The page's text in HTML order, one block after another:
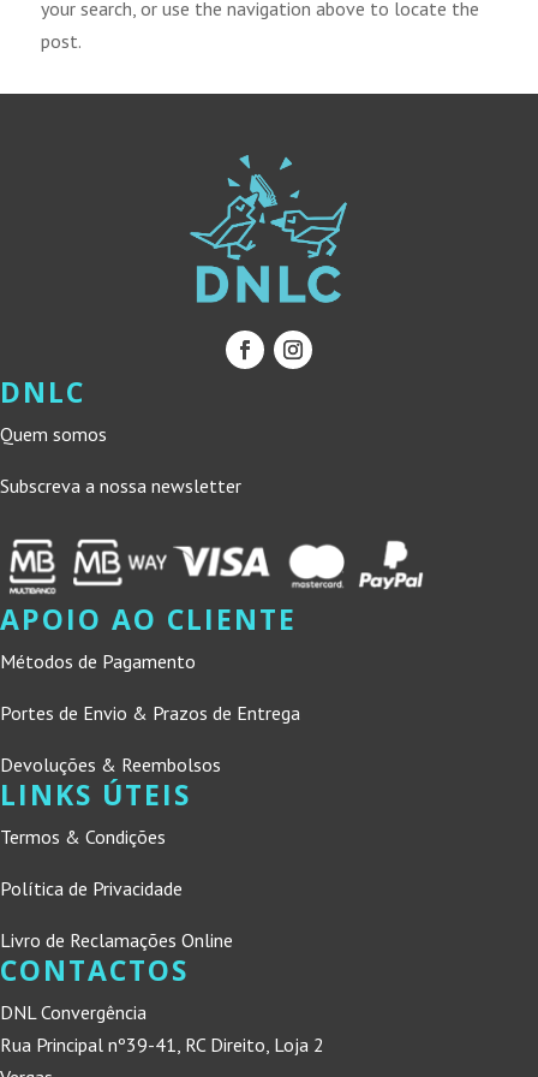
your search, or use the navigation above to locate the
post.
DNLC
Quem somos
Subscreva a nossa newsletter
APOIO AO CLIENTE
Métodos de Pagamento
Portes de Envio & Prazos de Entrega
Devoluções & Reembolsos
LINKS ÚTEIS
Termos & Condições
Política de Privacidade
Livro de Reclamações Online
CONTACTOS
DNL Convergência
Rua Principal nº39-41, RC Direito, Loja 2